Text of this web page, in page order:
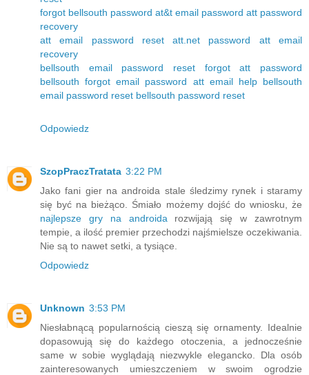
forgot bellsouth password at&t email password att password
recovery
att email password resetatt.net password att email
recovery
bellsouth email password reset
forgot att password
bellsouth forgot email password
att email help bellsouth
email password reset bellsouth password reset
Odpowiedz
SzopPraczTratata 3:22 PM
Jako fani gier na androida stale śledzimy rynek i staramy
się być na bieżąco. Śmiało możemy dojść do wniosku, że
najlepsze gry na androida rozwijają się w zawrotnym
tempie, a ilość premier przechodzi najśmielsze oczekiwania.
Nie są to nawet setki, a tysiące.
Odpowiedz
Unknown 3:53 PM
Niesłabnącą popularnością cieszą się ornamenty. Idealnie
dopasowują się do każdego otoczenia, a jednocześnie
same w sobie wyglądają niezwykle elegancko. Dla osób
zainteresowanych umieszczeniem w swoim ogrodzie